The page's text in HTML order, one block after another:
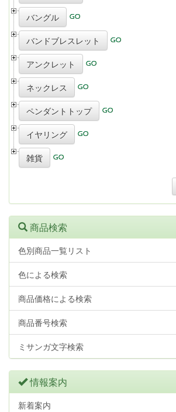
バングル
バンドブレスレット
アンクレット
ネックレス
ペンダントトップ
イヤリング
雑貨
商品検索
色別商品一覧リスト
色による検索
商品価格による検索
商品番号検索
ミサンガ文字検索
情報案内
新着案内